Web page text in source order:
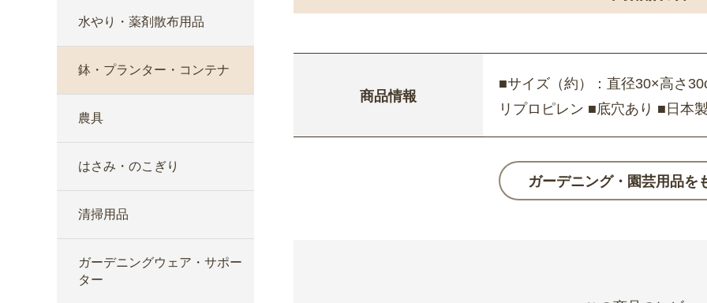
水やり・薬剤散布用品
鉢・プランター・コンテナ
農具
はさみ・のこぎり
清掃用品
ガーデニングウェア・サポー
ター
商品情報
■サイズ（約）：直径30×高さ
リプロピレン ■底穴あり ■日本
ガーデニング・園芸用品を